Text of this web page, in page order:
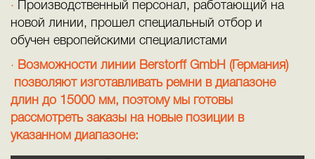
Производственный персонал, работающий на
новой линии, прошел специальный отбор и
обучен европейскими специалистами
Возможности линии Berstorff GmbH (Германия)
позволяют изготавливать ремни в диапазоне
длин до 15000 мм, поэтому мы готовы
рассмотреть заказы на новые позиции в
указанном диапазоне: